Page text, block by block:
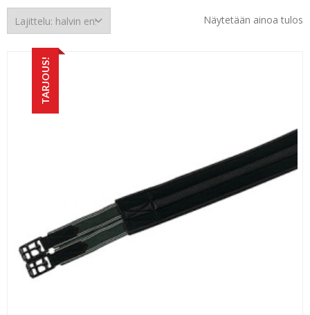
Näytetään ainoa tulos
TARJOUS!